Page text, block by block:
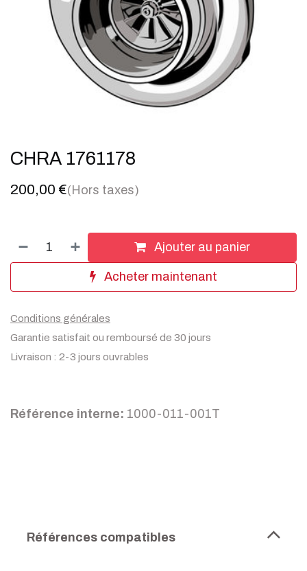
CHRA 1761178
200,00 €(Hors taxes)
Ajouter au panier
Acheter maintenant
Conditions générales
Garantie satisfait ou remboursé de 30 jours
Livraison : 2-3 jours ouvrables
Référence interne: 1000-011-001T
Références compatibles